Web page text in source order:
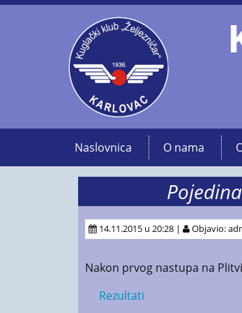
Naslovnica O nama
14.11.2015 u 20:28 | Objavio:
Nakon prvog nastupa na
Rezultati